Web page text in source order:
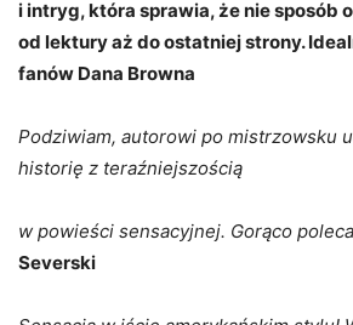
i intryg, która sprawia, że nie sposób
od lektury aż do ostatniej strony.
fanów Dana Browna
Podziwiam, autorowi po mistrzowsku
historię z teraźniejszością
w powieści sensacyjnej. Gorąco
Severski